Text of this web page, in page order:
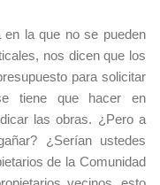
la que no se pueden
nos dicen que los
para solicitar
tiene que hacer en
las obras. ¿Pero a
¿Serían ustedes
de la Comunidad